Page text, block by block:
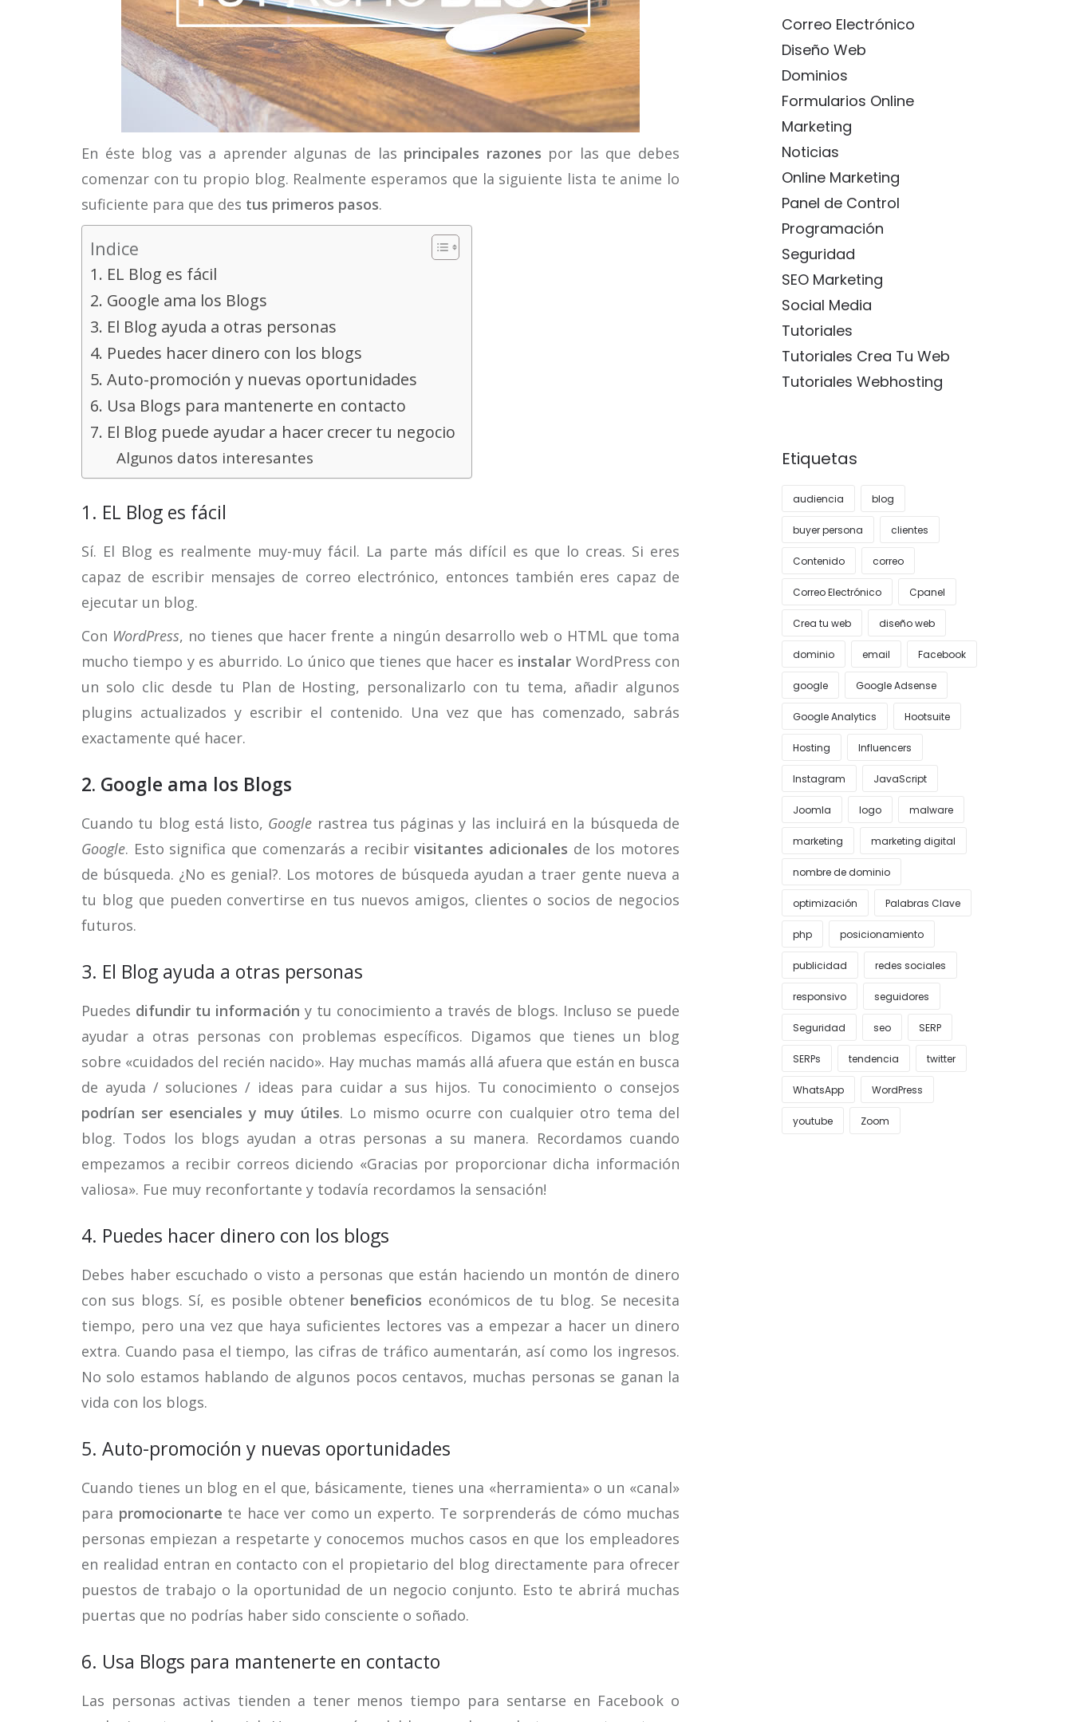
En éste blog vas a aprender algunas de las principales razones por las que debes
comenzar con tu propio blog. Realmente esperamos que la siguiente lista te anime lo
suficiente para que des tus primeros pasos.
Indice
1. EL Blog es fácil
2. Google ama los Blogs
3. El Blog ayuda a otras personas
4. Puedes hacer dinero con los blogs
5. Auto-promoción y nuevas oportunidades
6. Usa Blogs para mantenerte en contacto
7. El Blog puede ayudar a hacer crecer tu negocio
Algunos datos interesantes
1. EL Blog es fácil
Sí. El Blog es realmente muy-muy fácil. La parte más difícil es que lo creas. Si eres
capaz de escribir mensajes de correo electrónico, entonces también eres capaz de
ejecutar un blog.
Con WordPress, no tienes que hacer frente a ningún desarrollo web o HTML que toma
mucho tiempo y es aburrido. Lo único que tienes que hacer es instalar WordPress con
un solo clic desde tu Plan de Hosting, personalizarlo con tu tema, añadir algunos
plugins actualizados y escribir el contenido. Una vez que has comenzado, sabrás
exactamente qué hacer.
2. Google ama los Blogs
Cuando tu blog está listo, Google rastrea tus páginas y las incluirá en la búsqueda de
Google. Esto significa que comenzarás a recibirvisitantes adicionales de los motores
de búsqueda. ¿No es genial?. Los motores de búsqueda ayudan a traer gente nueva a
tu blog que pueden convertirse en tus nuevos amigos, clientes o socios de negocios
futuros.
3. El Blog ayuda a otras personas
Puedes difundir tu información y tu conocimiento a través de blogs. Incluso se puede
ayudar a otras personas con problemas específicos. Digamos que tienes un blog
sobre «cuidados del recién nacido». Hay muchas mamás allá afuera que están en busca
de ayuda / soluciones / ideas para cuidar a sus hijos. Tu conocimiento o consejos
podrían ser esenciales y muy útiles. Lo mismo ocurre con cualquier otro tema del
blog. Todos los blogs ayudan a otras personas a su manera. Recordamos cuando
empezamos a recibir correos diciendo «Gracias por proporcionar dicha información
valiosa». Fue muy reconfortante y todavía recordamos la sensación!
4. Puedes hacer dinero con los blogs
Debes haber escuchado o visto a personas que están haciendo un montón de dinero
con sus blogs. Sí, es posible obtener beneficios económicos de tu blog. Se necesita
tiempo, pero una vez que haya suficientes lectores vas a empezar a hacer un dinero
extra. Cuando pasa el tiempo, las cifras de tráfico aumentarán, así como los ingresos.
No solo estamos hablando de algunos pocos centavos, muchas personas se ganan la
vida con los blogs.
5. Auto-promoción y nuevas oportunidades
Cuando tienes un blog en el que, básicamente, tienes una «herramienta» o un «canal»
para promocionarte te hace ver como un experto. Te sorprenderás de cómo muchas
personas empiezan a respetarte y conocemos muchos casos en que los empleadores
en realidad entran en contacto con el propietario del blog directamente para ofrecer
puestos de trabajo o la oportunidad de un negocio conjunto. Esto te abrirá muchas
puertas que no podrías haber sido consciente o soñado.
6. Usa Blogs para mantenerte en contacto
Las personas activas tienden a tener menos tiempo para sentarse en Facebook o
Correo Electrónico
Diseño Web
Dominios
Formularios Online
Marketing
Noticias
Online Marketing
Panel de Control
Programación
Seguridad
SEO Marketing
Social Media
Tutoriales
Tutoriales Crea Tu Web
Tutoriales Webhosting
Etiquetas
audiencia blog
buyer persona clientes
Contenido correo
Correo Electrónico Cpanel
Crea tu web diseño web
dominio email Facebook
google Google Adsense
Google Analytics Hootsuite
Hosting Influencers
Instagram JavaScript
Joomla logo malware
marketing marketing digital
nombre de dominio
optimización Palabras Clave
php posicionamiento
publicidad redes sociales
responsivo seguidores
Seguridad seo SERP
SERPs tendencia twitter
WhatsApp WordPress
youtube Zoom